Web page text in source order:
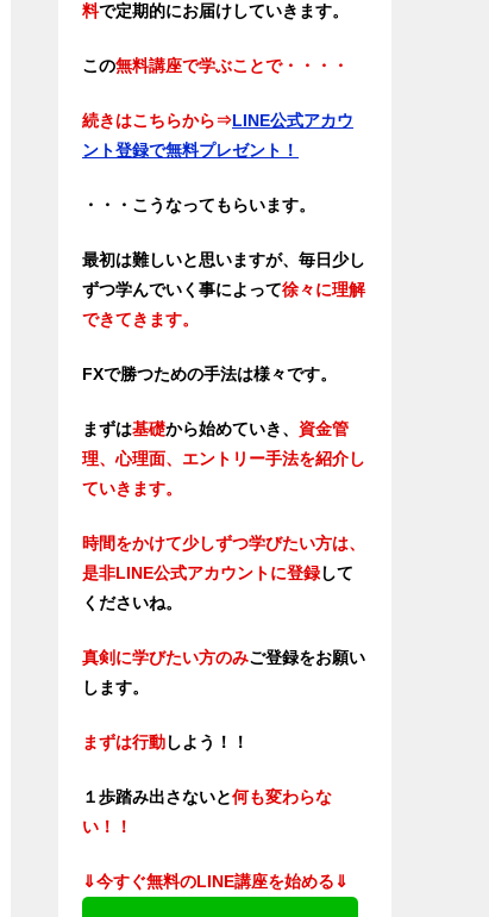
料で定期的にお届けしていきます。
この無料講座で学ぶことで・・・・
続きはこちらから⇒LINE公式アカウ
ント登録で無料プレゼント！
・・・こうなってもらいます。
最初は難しいと思いますが、毎日少し
ずつ学んでいく事によって徐々に理解
できてきます。
FXで勝つための手法は様々です。
まずは基礎から始めていき、 資金管
理、心理面、エントリー手法を紹介し
ていきます。
時間をかけて少しずつ学びたい方は、
是非LINE公式アカウントに登録して
くださいね。
真剣に学びたい方のみご登録をお願い
します。
まずは行動しよう！！
１歩踏み出さないと何も変わらな
い！！
⇓今すぐ無料のLINE講座を始める⇓